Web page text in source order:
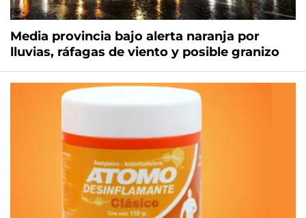
Media provincia bajo alerta naranja por
lluvias, ráfagas de viento y posible granizo